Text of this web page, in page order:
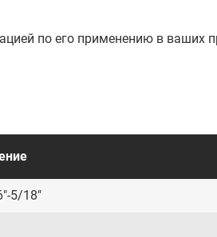
по его применению в ваших
5/18"